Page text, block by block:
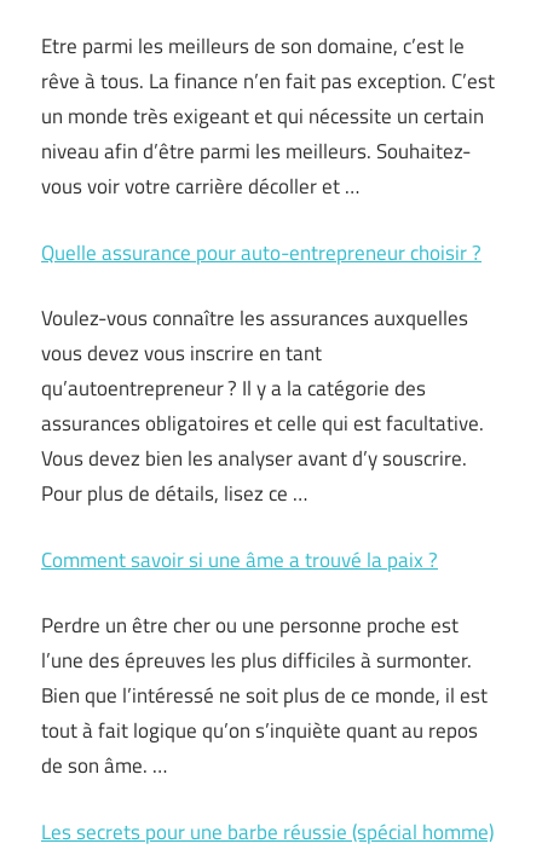
Etre parmi les meilleurs de son domaine, c’est le
rêve à tous. La finance n’en fait pas exception. C’est
un monde très exigeant et qui nécessite un certain
niveau afin d’être parmi les meilleurs. Souhaitez-
vous voir votre carrière décoller et …
Quelle assurance pour auto-entrepreneur choisir ?
Voulez-vous connaître les assurances auxquelles
vous devez vous inscrire en tant
qu’autoentrepreneur ? Il y a la catégorie des
assurances obligatoires et celle qui est facultative.
Vous devez bien les analyser avant d’y souscrire.
Pour plus de détails, lisez ce …
Comment savoir si une âme a trouvé la paix ?
Perdre un être cher ou une personne proche est
l’une des épreuves les plus difficiles à surmonter.
Bien que l’intéressé ne soit plus de ce monde, il est
tout à fait logique qu’on s’inquiète quant au repos
de son âme. …
Les secrets pour une barbe réussie (spécial homme)